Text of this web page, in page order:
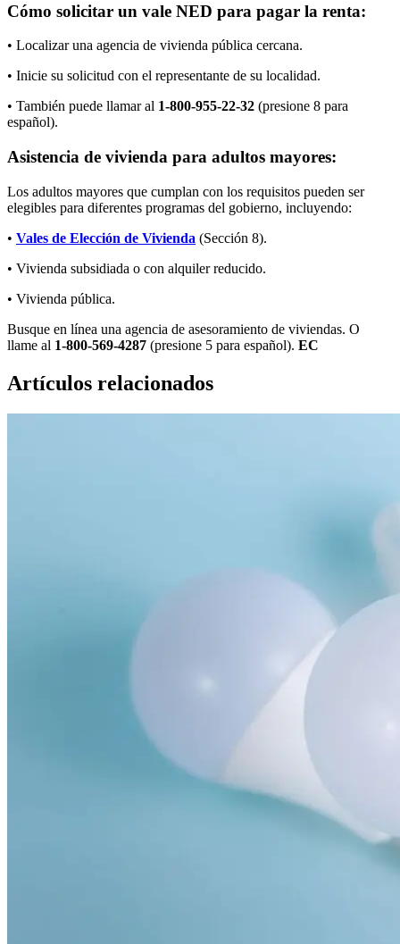
Cómo solicitar un vale NED para pagar la renta:
• Localizar una agencia de vivienda pública cercana.
• Inicie su solicitud con el representante de su localidad.
• También puede llamar al 1-800-955-22-32 (presione 8 para
español).
Asistencia de vivienda para adultos mayores:
Los adultos mayores que cumplan con los requisitos pueden ser
elegibles para diferentes programas del gobierno, incluyendo:
• Vales de Elección de Vivienda (Sección 8).
• Vivienda subsidiada o con alquiler reducido.
• Vivienda pública.
Busque en línea una agencia de asesoramiento de viviendas. O
llame al 1-800-569-4287 (presione 5 para español). EC
Artículos relacionados